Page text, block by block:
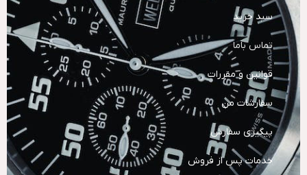
سبد خرید
تماس باما
قوانین و مقررات
سفارشات من
پیگیری سفارش
خدمات پس از فروش